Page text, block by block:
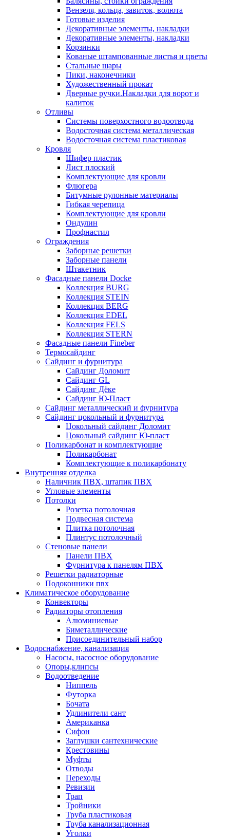
Вензеля, кольца, завиток, волюта
Готовые изделия
Декоративные элементы, накладки
Декоративные элементы, накладки
Корзинки
Кованые штампованные листья и цветы
Стальные шары
Пики, наконечники
Художественный прокат
Дверные ручки.Накладки для ворот и
калиток
Отливы
Системы поверхостного водоотвода
Водосточная система металлическая
Водосточная система пластиковая
Кровля
Шифер пластик
Лист плоский
Комплектующие для кровли
Флюгера
Битумные рулонные материалы
Гибкая черепица
Комплектующие для кровли
Ондулин
Профнастил
Ограждения
Заборные решетки
Заборные панели
Штакетник
Фасадные панели Docke
Коллекция BURG
Коллекция STEIN
Коллекция BERG
Коллекция EDEL
Коллекция FELS
Коллекция STERN
Фасадные панели Fineber
Термосайдинг
Сайдинг и фурнитура
Сайдинг Доломит
Сайдинг GL
Сайдинг Дёке
Сайдинг Ю-Пласт
Сайдинг металлический и фурнитура
Сайдинг цокольный и фурнитура
Цокольный сайдинг Доломит
Цокольный сайдинг Ю-пласт
Поликарбонат и комплектующие
Поликарбонат
Комплектующие к поликарбонату
Внутренняя отделка
Наличник ПВХ, штапик ПВХ
Угловые элементы
Потолки
Розетка потолочная
Подвесная система
Плитка потолочная
Плинтус потолочный
Стеновые панели
Панели ПВХ
Фурнитура к панелям ПВХ
Решетки радиаторные
Подоконники пвх
Климатическое оборудование
Конвекторы
Радиаторы отопления
Алюминиевые
Биметаллические
Присоединительный набор
Водоснабжение, канализация
Насосы, насосное оборудование
Опоры,клипсы
Водоотведение
Ниппель
Футорка
Бочата
Удлинители сант
Американка
Сифон
Заглушки сантехнические
Крестовины
Муфты
Отводы
Переходы
Ревизии
Трап
Тройники
Труба пластиковая
Труба канализационная
Уголки